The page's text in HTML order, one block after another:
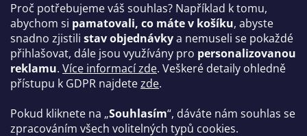
Proč potřebujeme váš souhlas? Například k tomu,
abychom si pamatovali, co máte v košíku, abyste
snadno zjistili stav objednávkya nemuseli se pokaždé
přihlašovat, dále jsou využívány pro personalizovanou
reklamu. Více informací zde. Veškeré detaily ohledně
přístupu k GDPR najdetezde.
Pokud kliknete na „Souhlasím“, dáváte nám souhlas se
zpracováním všech volitelných typů cookies.
Sledovat na Instagramu
Facebook